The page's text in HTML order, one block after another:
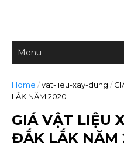
Home /vat-lieu-xay-dung /
LẮK NĂM 2020
GIÁ VẬT LIỆU
ĐẮK LẮK NĂM